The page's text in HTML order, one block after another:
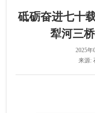
砥砺奋进七十
犁河三
2025年
来源: